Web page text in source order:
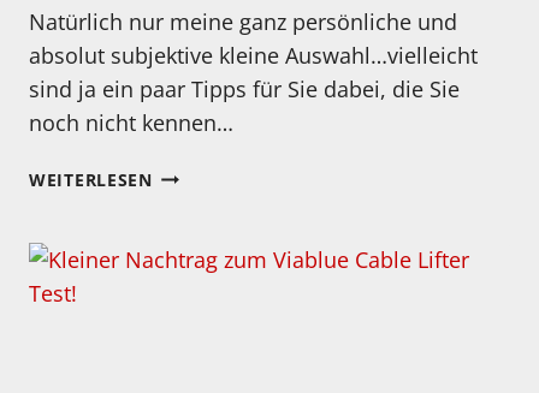
Natürlich nur meine ganz persönliche und
absolut subjektive kleine Auswahl…vielleicht
sind ja ein paar Tipps für Sie dabei, die Sie
noch nicht kennen…
WEITERLESENAM
2